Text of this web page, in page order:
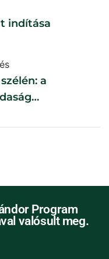
indítása
a
Program
valósult meg.